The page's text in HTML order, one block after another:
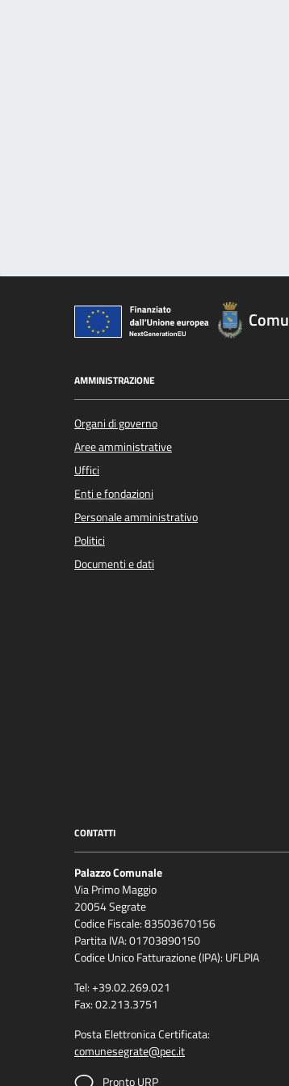
AMMINISTRAZIONE
Organi di governo
Aree amministrative
Uffici
Enti e fondazioni
Personale amministrativo
Politici
Documenti e dati
CONTATTI
Palazzo Comunale
Via Primo Maggio
20054 Segrate
Codice Fiscale: 83503670156
Partita IVA: 01703890150
Codice Unico Fatturazione (IPA): UFLPIA
Tel: +39.02.269.021
Fax: 02.213.3751
Posta Elettronica Certificata:
comunesegrate@pec.it
Pronto URP